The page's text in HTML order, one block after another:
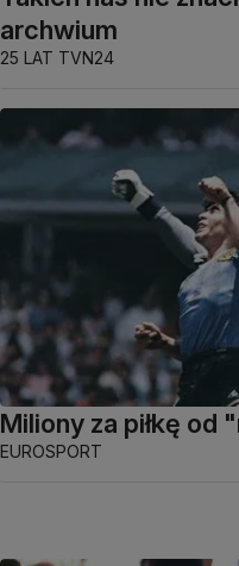
archwium
25 LAT TVN24
Miliony za piłkę od
EUROSPORT